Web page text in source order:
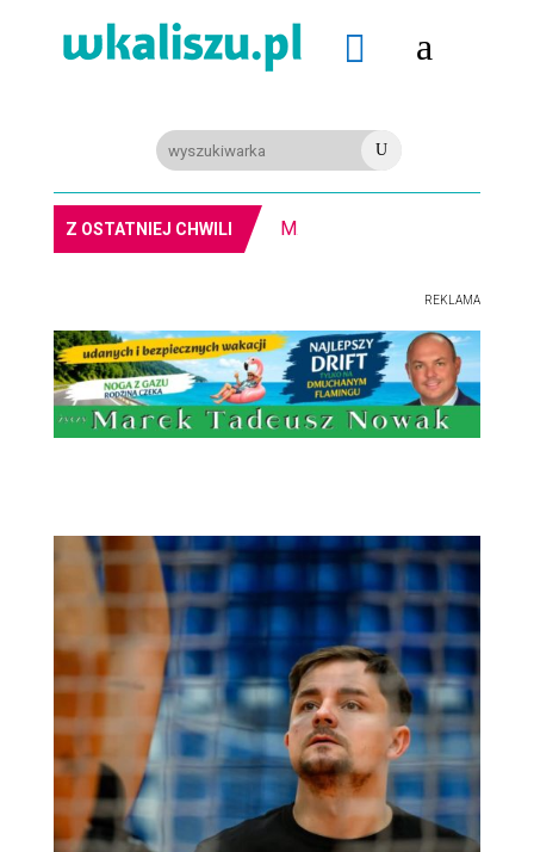
 a
U
Z OSTATNIEJ CHWILI
REKLAMA